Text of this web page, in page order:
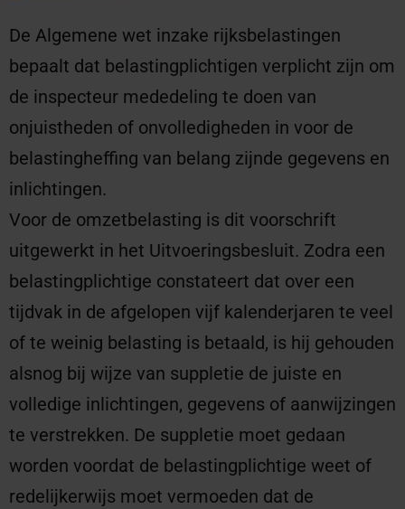
De Algemene wet inzake rijksbelastingen
bepaalt dat belastingplichtigen verplicht zijn om
de inspecteur mededeling te doen van
onjuistheden of onvolledigheden in voor de
belastingheffing van belang zijnde gegevens en
inlichtingen.
Voor de omzetbelasting is dit voorschrift
uitgewerkt in het Uitvoeringsbesluit. Zodra een
belastingplichtige constateert dat over een
tijdvak in de afgelopen vijf kalenderjaren te veel
of te weinig belasting is betaald, is hij gehouden
alsnog bij wijze van suppletie de juiste en
volledige inlichtingen, gegevens of aanwijzingen
te verstrekken. De suppletie moet gedaan
worden voordat de belastingplichtige weet of
redelijkerwijs moet vermoeden dat de